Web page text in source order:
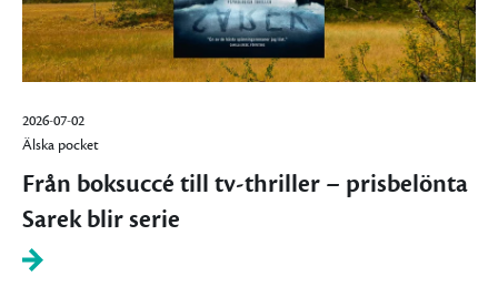
2026-07-02
Älska pocket
Från boksuccé till tv-thriller – prisbelönta
Sarek blir serie